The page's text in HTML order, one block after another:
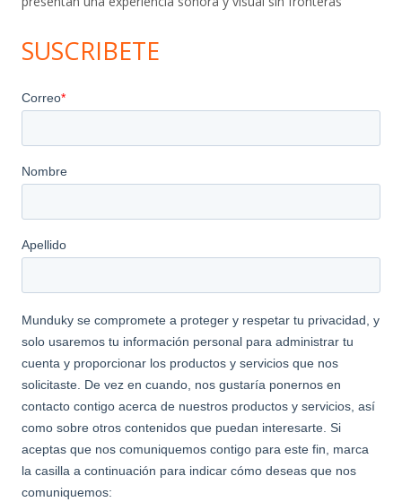
SUSCRIBETE